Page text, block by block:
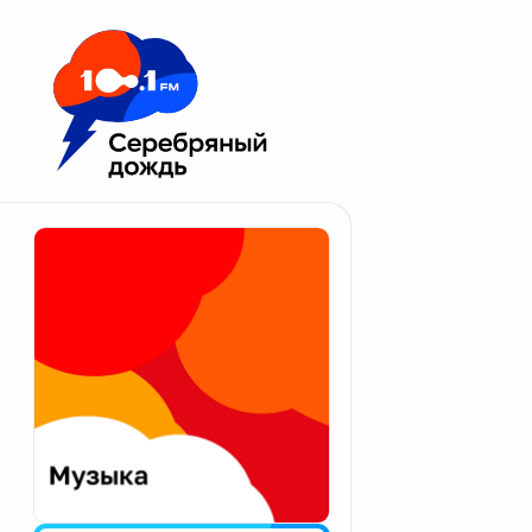
Москва 100.1 FM
Апатиты
Екатеринбург
Калининград
Калуга